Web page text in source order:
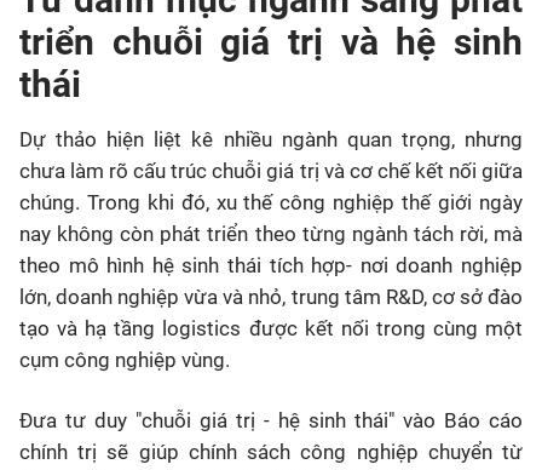
triển chuỗi giá trị và hệ sinh
thái
Dự thảo hiện liệt kê nhiều ngành quan trọng, nhưng
chưa làm rõ cấu trúc chuỗi giá trị và cơ chế kết nối giữa
chúng. Trong khi đó, xu thế công nghiệp thế giới ngày
nay không còn phát triển theo từng ngành tách rời, mà
theo mô hình hệ sinh thái tích hợp- nơi doanh nghiệp
lớn, doanh nghiệp vừa và nhỏ, trung tâm R&D, cơ sở đào
tạo và hạ tầng logistics được kết nối trong cùng một
cụm công nghiệp vùng.
Đưa tư duy "chuỗi giá trị - hệ sinh thái" vào Báo cáo
chính trị sẽ giúp chính sách công nghiệp chuyển từ